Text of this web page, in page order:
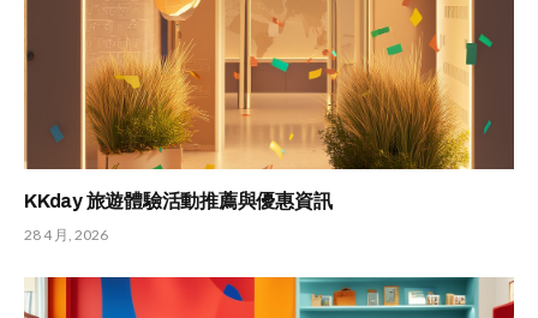
KKday 旅遊體驗活動推薦與優惠資訊
28 4 月, 2026